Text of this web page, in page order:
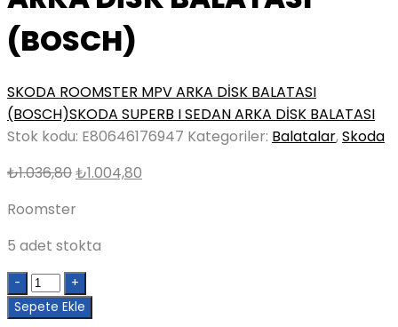
(BOSCH)
SKODA ROOMSTER MPV ARKA DİSK BALATASI
(BOSCH)SKODA SUPERB I SEDAN ARKA DİSK BALATASI
Stok kodu: E80646176947 Kategoriler: Balatalar,Skoda
₺1.036,80Orijinal
₺1.004,80
Roomster
5 adet stokta
Quantity
Sepete Ekle